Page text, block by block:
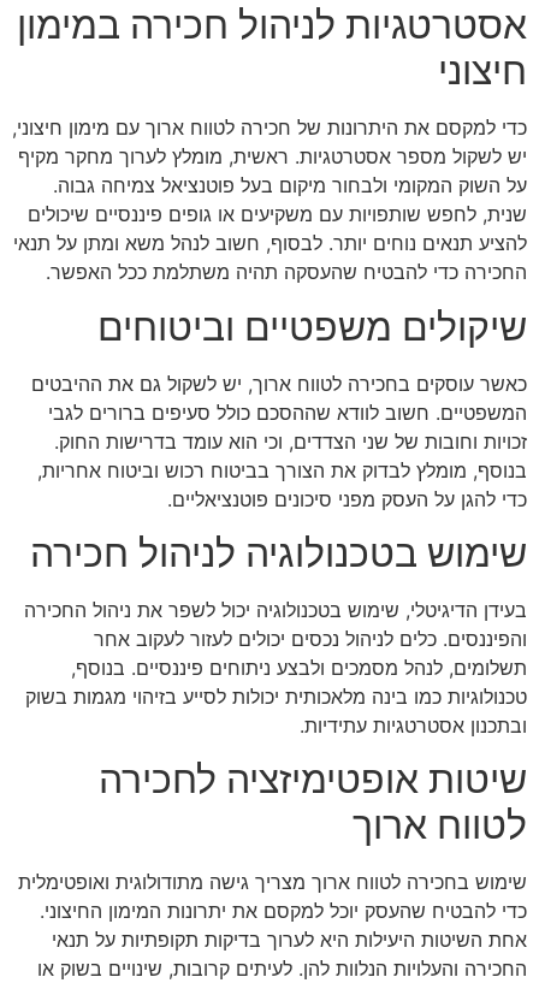
אסטרטגיות לניהול חכירה במימון
חיצוני
כדי למקסם את היתרונות של חכירה לטווח ארוך עם מימון חיצוני,
יש לשקול מספר אסטרטגיות. ראשית, מומלץ לערוך מחקר מקיף
על השוק המקומי ולבחור מיקום בעל פוטנציאל צמיחה גבוה.
שנית, לחפש שותפויות עם משקיעים או גופים פיננסיים שיכולים
להציע תנאים נוחים יותר. לבסוף, חשוב לנהל משא ומתן על תנאי
החכירה כדי להבטיח שהעסקה תהיה משתלמת ככל האפשר.
שיקולים משפטיים וביטוחים
כאשר עוסקים בחכירה לטווח ארוך, יש לשקול גם את ההיבטים
המשפטיים. חשוב לוודא שההסכם כולל סעיפים ברורים לגבי
זכויות וחובות של שני הצדדים, וכי הוא עומד בדרישות החוק.
בנוסף, מומלץ לבדוק את הצורך בביטוח רכוש וביטוח אחריות,
כדי להגן על העסק מפני סיכונים פוטנציאליים.
שימוש בטכנולוגיה לניהול חכירה
בעידן הדיגיטלי, שימוש בטכנולוגיה יכול לשפר את ניהול החכירה
והפיננסים. כלים לניהול נכסים יכולים לעזור לעקוב אחר
תשלומים, לנהל מסמכים ולבצע ניתוחים פיננסיים. בנוסף,
טכנולוגיות כמו בינה מלאכותית יכולות לסייע בזיהוי מגמות בשוק
ובתכנון אסטרטגיות עתידיות.
שיטות אופטימיזציה לחכירה
לטווח ארוך
שימוש בחכירה לטווח ארוך מצריך גישה מתודולוגית ואופטימלית
כדי להבטיח שהעסק יוכל למקסם את יתרונות המימון החיצוני.
אחת השיטות היעילות היא לערוך בדיקות תקופתיות על תנאי
החכירה והעלויות הנלוות להן. לעיתים קרובות, שינויים בשוק או